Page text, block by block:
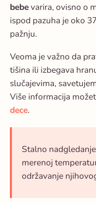
bebevarira, ovisno o
ispod pazuha je oko
pažnju.
Veoma je važno da
tišina ili izbegava
slučajevima,
Više informacija
dece.
Stalno
merenoj
održavanje